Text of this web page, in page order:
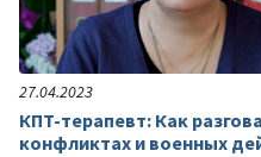
27.04.2023
КПТ-терапевт: Как
конфликтах и военных